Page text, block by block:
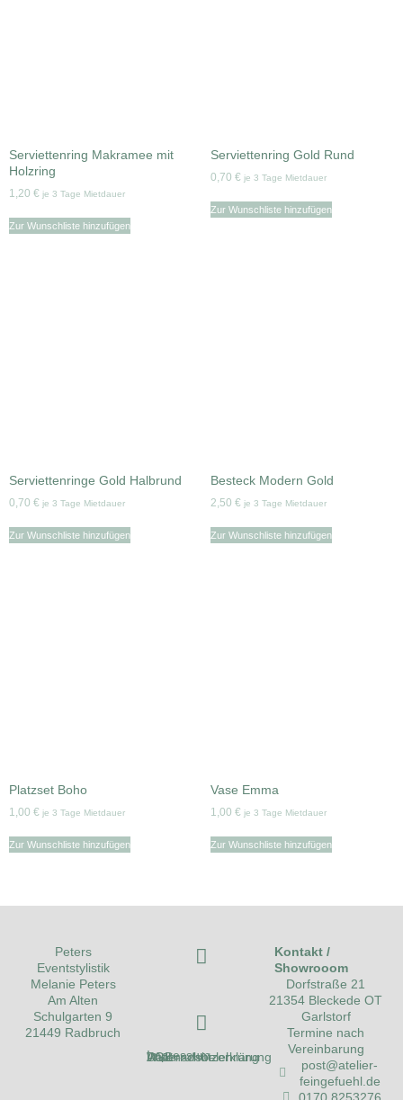
Serviettenring Makramee mit
Holzring
1,20 € je 3 Tage Mietdauer
Zur Wunschliste hinzufügen
Serviettenring Gold Rund
0,70 € je 3 Tage Mietdauer
Zur Wunschliste hinzufügen
Serviettenringe Gold Halbrund
0,70 € je 3 Tage Mietdauer
Zur Wunschliste hinzufügen
Besteck Modern Gold
2,50 € je 3 Tage Mietdauer
Zur Wunschliste hinzufügen
Platzset Boho
1,00 € je 3 Tage Mietdauer
Zur Wunschliste hinzufügen
Vase Emma
1,00 € je 3 Tage Mietdauer
Zur Wunschliste hinzufügen
Peters
Eventstylistik
Melanie Peters
Am Alten
Schulgarten 9
21449 Radbruch
Impressum
Datenschutzerklärung
AGB
Widerrufsbelehrung
Kontakt /
Showrooom
Dorfstraße 21
21354 Bleckede OT
Garlstorf
Termine nach
Vereinbarung
post@atelier-
feingefuehl.de